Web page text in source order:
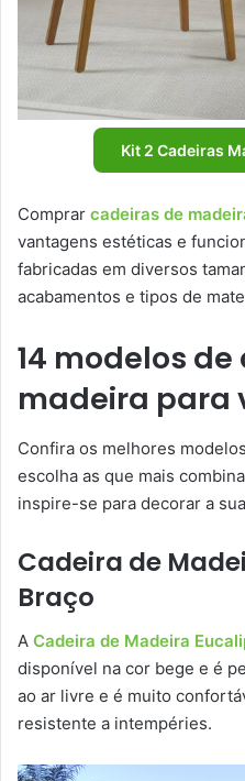
Kit 2 Cadeiras
Comprar cadeiras de
vantagens estéticas e
fabricadas em diversos
acabamentos e tipos de
14 modelos
madeira para
Confira os melhores
escolha as que mais
inspire-se para decorar a
Cadeira de
Braço
A Cadeira de Madeira
disponível na cor bege e é
ao ar livre e é muito
resistente a intempéries.